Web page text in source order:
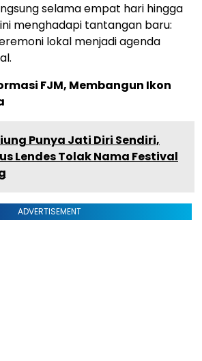
selama empat hari hingga
menghadapi tantangan baru:
lokal menjadi agenda
FJM, Membangun Ikon
Punya Jati Diri Sendiri,
Lendes Tolak Nama Festival
ADVERTISEMENT